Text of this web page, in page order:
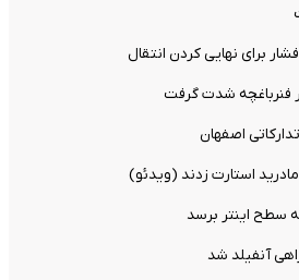
برای نهایی کردن انتقال
اصفهان
مادرید استارت زدند (ویدئو)
سطح اینتر برسد
آنفیلد شد